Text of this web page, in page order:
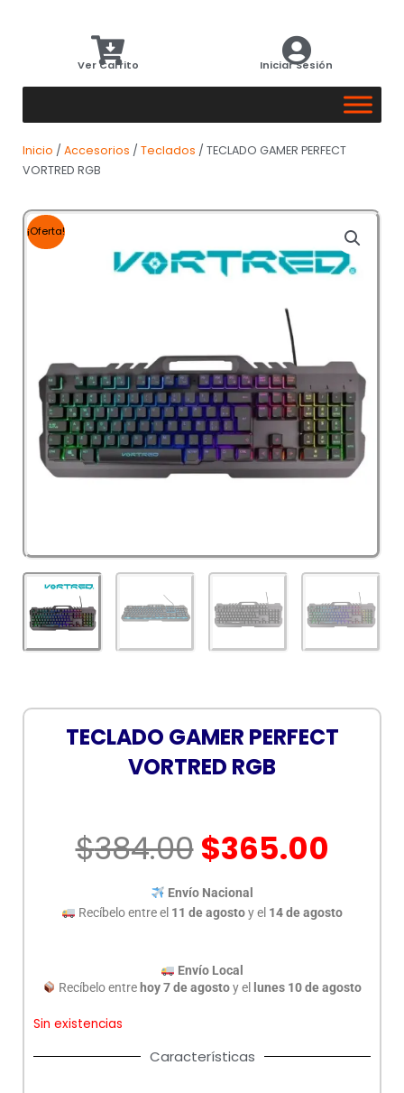
Ver Carrito Iniciar Sesión
Inicio / Accesorios / Teclados / TECLADO GAMER PERFECT
VORTRED RGB
¡Oferta!
TECLADO GAMER PERFECT
VORTRED RGB
$384.00El
precio
original
era:
$384.00.
$365.00
es:
Envío Nacional
Recíbelo entre el 11 de agostoy el 14 de agosto
Envío Local
Recíbelo entre hoy 7 de agostoy el lunes 10 de agosto
Sin existencias
Características